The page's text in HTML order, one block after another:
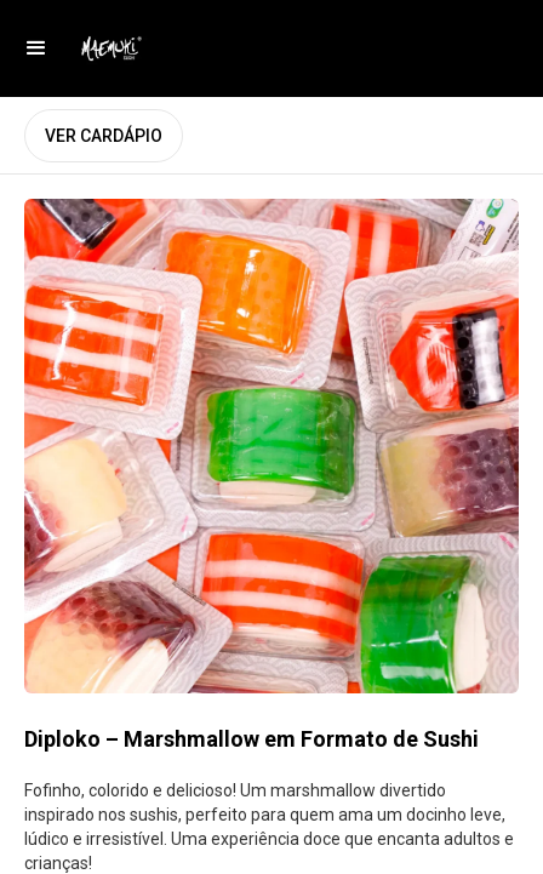
VER CARDÁPIO
Diploko – Marshmallow em Formato de Sushi
Fofinho, colorido e delicioso! Um marshmallow divertido
inspirado nos sushis, perfeito para quem ama um docinho leve,
lúdico e irresistível. Uma experiência doce que encanta adultos e
crianças!